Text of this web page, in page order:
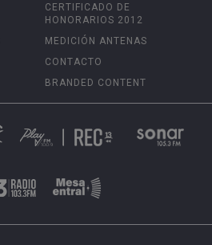
CERTIFICADO DE
HONORARIOS 2012
MEDICIÓN ANTENAS
CONTACTO
BRANDED CONTENT